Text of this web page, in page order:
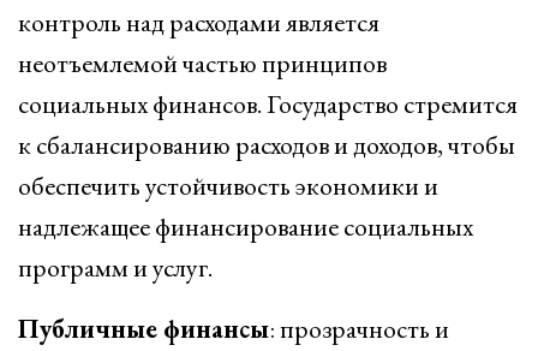
контроль над расходами является
неотъемлемой частью принципов
социальных финансов. Государство стремится
к сбалансированию расходов и доходов, чтобы
обеспечить устойчивость экономики и
надлежащее финансирование социальных
программ и услуг.
Публичные финансы: прозрачность и